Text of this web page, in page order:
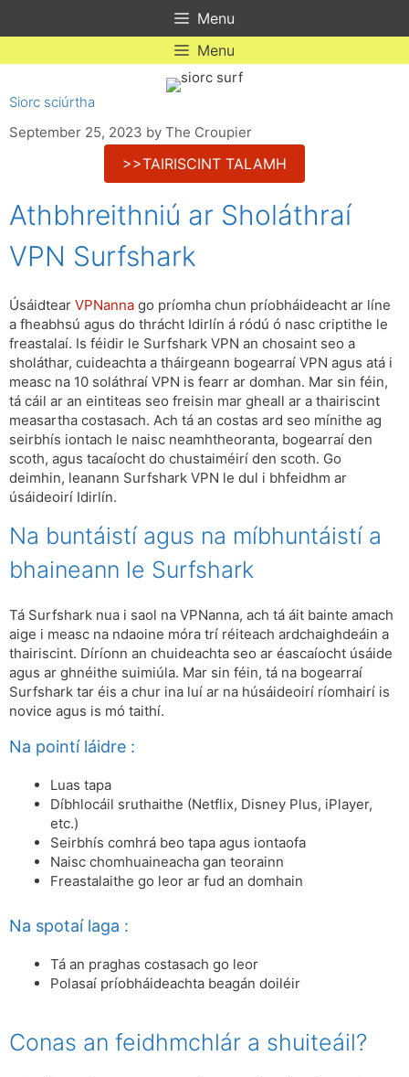
Menu
Menu
Siorc sciúrtha
September 25, 2023 by The Croupier
>>TAIRISCINT TALAMH
Athbhreithniú ar Sholáthraí
VPN Surfshark
Úsáidtear VPNanna go príomha chun príobháideacht ar líne
a fheabhsú agus do thrácht Idirlín á ródú ó nasc criptithe le
freastalaí. Is féidir le Surfshark VPN an chosaint seo a
sholáthar, cuideachta a tháirgeann bogearraí VPN agus atá i
measc na 10 soláthraí VPN is fearr ar domhan. Mar sin féin,
tá cáil ar an eintiteas seo freisin mar gheall ar a thairiscint
measartha costasach. Ach tá an costas ard seo mínithe ag
seirbhís iontach le naisc neamhtheoranta, bogearraí den
scoth, agus tacaíocht do chustaiméirí den scoth. Go
deimhin, leanann Surfshark VPN le dul i bhfeidhm ar
úsáideoirí Idirlín.
Na buntáistí agus na míbhuntáistí a
bhaineann le Surfshark
Tá Surfshark nua i saol na VPNanna, ach tá áit bainte amach
aige i measc na ndaoine móra trí réiteach ardchaighdeáin a
thairiscint. Díríonn an chuideachta seo ar éascaíocht úsáide
agus ar ghnéithe suimiúla. Mar sin féin, tá na bogearraí
Surfshark tar éis a chur ina luí ar na húsáideoirí ríomhairí is
novice agus is mó taithí.
Na pointí láidre :
Luas tapa
Díbhlocáil sruthaithe (Netflix, Disney Plus, iPlayer,
etc.)
Seirbhís comhrá beo tapa agus iontaofa
Naisc chomhuaineacha gan teorainn
Freastalaithe go leor ar fud an domhain
Na spotaí laga :
Tá an praghas costasach go leor
Polasaí príobháideachta beagán doiléir
Conas an feidhmchlár a shuiteáil?